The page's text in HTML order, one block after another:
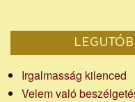
Irgalmasság kilenced
Velem való